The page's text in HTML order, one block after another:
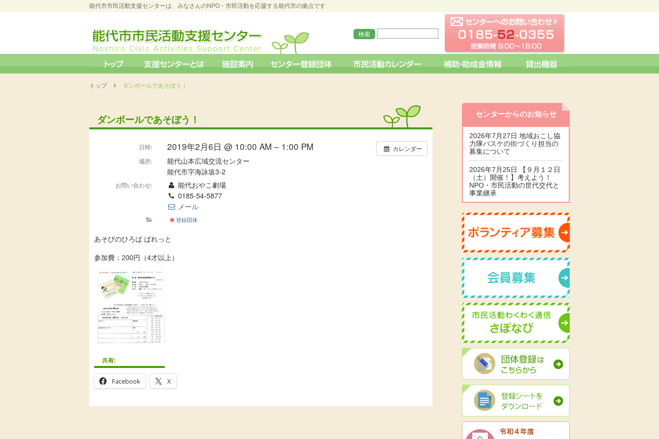
能代市市民活動支援センターは、みなさんのNPO・市民活動を応援する能代市の拠点です
トップ › ダンボールであそぼう！
ダンボールであそぼう！
カレンダー
日時: 2019年2月6日 @ 10:00 AM – 1:00 PM
場所:
能代山本広域交流センター
能代市字海詠坂3-2
お問い合わせ:
能代おやこ劇場
0185-54-5877
メール
登録団体
あそびのひろば ぱれっと
参加費：200円（4才以上）
共有:
Facebook X
センターからのお知らせ
2026年7月27日 地域おこし協
力隊バスケの街づくり担当の
募集について
2026年7月25日 【９月１２日
（土）開催！】考えよう！
NPO・市民活動の世代交代と
事業継承